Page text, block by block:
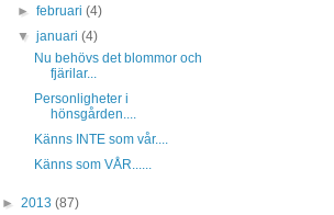
►februari(4)
▼januari(4)
Nu behövs det blommor och
fjärilar...
Personligheter i
hönsgården....
Känns INTE som vår....
Känns som VÅR......
► 2013 (87)